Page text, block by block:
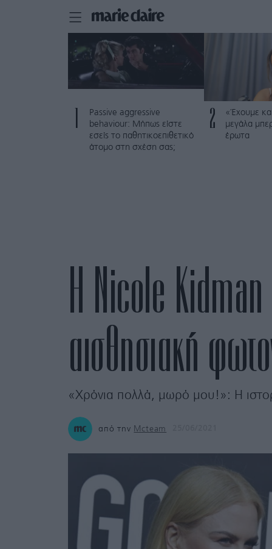
Passive aggressive
behaviour: Μήπως είστε
εσείς το παθητικοεπιθετικό
άτομο στη σχέση σας;
2
«Έχουμε
μεγάλα
έρωτα
Η Nicole
αισθησιακή
«Χρόνια πολλά, μωρό μου!»: Η
από την Mcteam